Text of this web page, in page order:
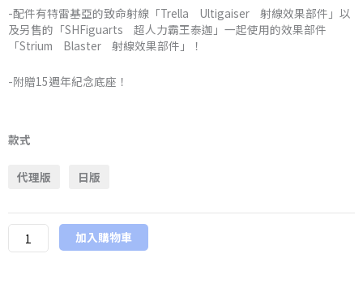
到
NT$3,450
-配件有特雷基亞的致命射線「Trella Ultigaiser 射線效果部件」以
及另售的「SHFiguarts 超人力霸王泰迦」一起使用的效果部件
「Strium Blaster 射線效果部件」！
-附贈15週年紀念底座！
款式
代理版 日版
代
限
SHF《超
加入購物車